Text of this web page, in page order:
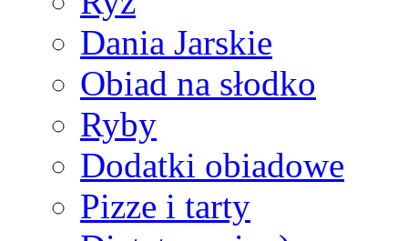
Dania Jarskie
Obiad na słodko
Ryby
Dodatki obiadowe
Pizze i tarty